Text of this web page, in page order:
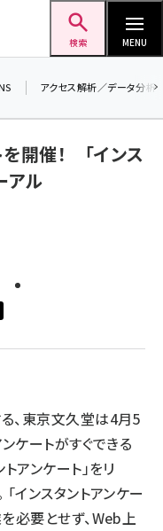
検索 MENU
アクセス解析／データ分析
開催！ 「インス
アル
、東京文久堂は4月5
ケートがすぐできる
アンケート」をリ
インスタントアンケー
必要とせず、Web上
る